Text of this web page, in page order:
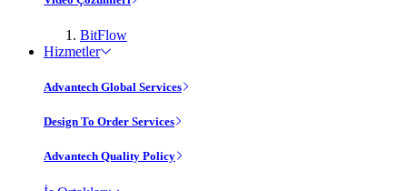
BitFlow
Hizmetler
Advantech Global Services
Design To Order Services
Advantech Quality Policy